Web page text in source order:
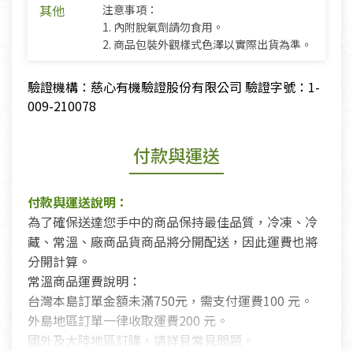
其他
注意事項：
1. 內附脫氧劑請勿食用。
2. 商品包裝外觀樣式色澤以實際出貨為準。
驗證機構：慈心有機驗證股份有限公司 驗證字號：1-
009-210078
付款與運送
付款與運送說明：
為了確保送達您手中的商品保持最佳品質，冷凍、冷
藏、常溫、廠商品貨商品將分開配送，因此運費也將
分開計算。
常溫商品運費說明：
台灣本島訂單金額未滿750元，需支付運費100 元。
外島地區訂單一律收取運費200 元。
國外及大陸地區訂購，請詳見常見問題。